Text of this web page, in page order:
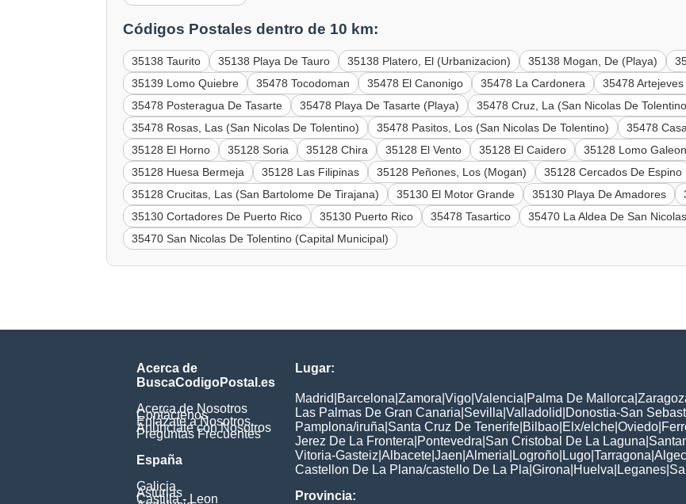
Códigos Postales dentro de 10 km:
35138 Taurito 35138 Playa De Tauro 35138 Platero, El (Urbanizacion) 35138 Mogan, De (Playa)
35139 Lomo Quiebre
35478 Tocodoman 35478 El Canonigo 35478 La Cardonera 35478
35478 Posteragua De Tasarte
35478 Playa De Tasarte (Playa) 35478 Cruz, La (San Nicolas De
35478 Rosas, Las (San Nicolas De Tolentino)
35478 Pasitos, Los (San Nicolas De Tolentino)
35478
35128 El Horno
35128 Soria 35128 Chira 35128 El Vento 35128 El Caidero 35128 Lomo Galeon
35128 Huesa Bermeja
35128 Las Filipinas 35128 Peñones, Los (Mogan) 35128 Cercados De Espino
35128 Crucitas, Las (San Bartolome De Tirajana)
35130 El Motor Grande 35130 Playa De Amadores
35130 Cortadores De Puerto Rico
35130 Puerto Rico 35478 Tasartico 35470 La Aldea De San Nicolas
35470 San Nicolas De Tolentino (Capital Municipal)
Acerca de
BuscaCodigoPostal.es
Acerca de Nosotros
Contáctenos
Enlázate a Nosotros
Anúnciate con Nosotros
Preguntas Frecuentes
España
Galicia
Asturias
Castilla - Leon
Lugar:
Madrid Barcelona Zamora Vigo Valencia Palma De Mallorca
Las Palmas De Gran Canaria Sevilla Valladolid Donostia-San
Pamplona/iruña Santa Cruz De Tenerife Bilbao Elx/elche Oviedo
Jerez De La Frontera Pontevedra San Cristobal De La Laguna
Vitoria-Gasteiz Albacete Jaen Almeria Logroño Lugo Tarragona
Castellon De La Plana/castello De La Pla Girona Huelva Leganes
Provincia: